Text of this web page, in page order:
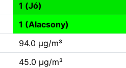
1 (Jó)
1 (Alacsony)
94.0 µg/m³
45.0 µg/m³